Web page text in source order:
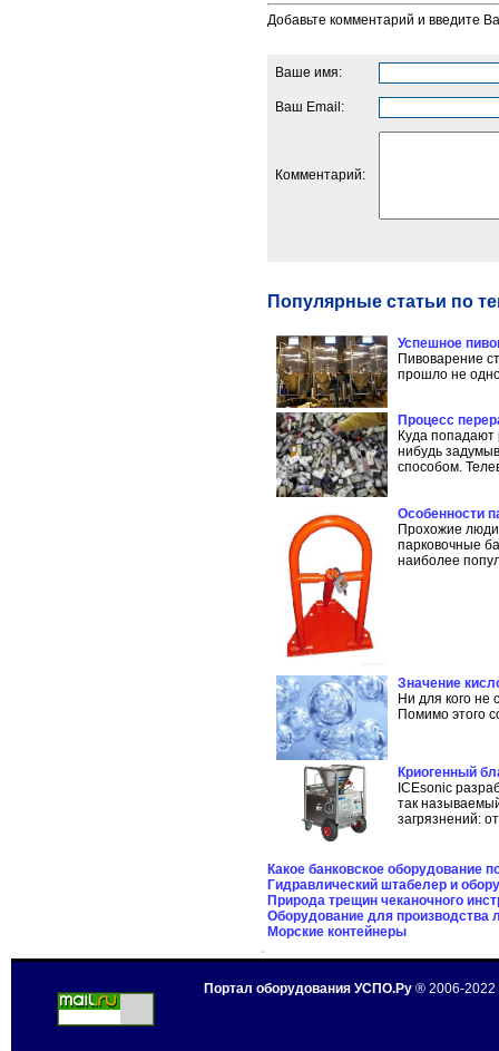
Добавьте комментарий и введите
Ваше имя:
Ваш Email:
Комментарий:
Популярные статьи по
Успешное
Пивоварение
прошло не
Процесс
Куда попадают
нибудь
способом.
Особенности
Прохожие
парковочные
наиболее
Значение
Ни для кого не
Помимо этого
Криогенный
ICEsonic
так
загрязнений:
Какое банковское оборудование
Гидравлический штабелер и
Природа трещин чеканочного
Оборудование для производства
Морские контейнеры
Портал оборудования УСПО.Ру ® 2006-2022